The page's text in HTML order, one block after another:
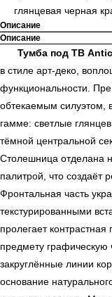
глянцевая черная
Описание
Описание
Тумба под ТВ
в стиле арт-деко,
функциональности.
обтекаемым силуэтом,
гамме: светлые
тёмной центральной
Столешница отделана
палитрой, что создаёт
Фронтальная часть
текстурированными
пролегает
предмету
закруглённые линии
основание